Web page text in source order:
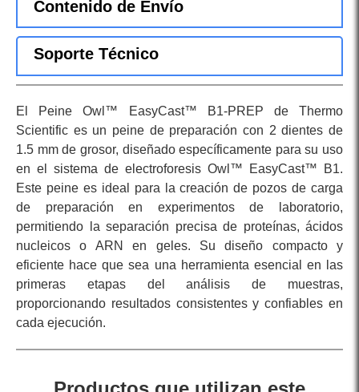
Contenido de Envío
Soporte Técnico
El Peine Owl™ EasyCast™ B1-PREP de Thermo
Scientific es un peine de preparación con 2 dientes de
1.5 mm de grosor, diseñado específicamente para su uso
en el sistema de electroforesis Owl™ EasyCast™ B1.
Este peine es ideal para la creación de pozos de carga
de preparación en experimentos de laboratorio,
permitiendo la separación precisa de proteínas, ácidos
nucleicos o ARN en geles. Su diseño compacto y
eficiente hace que sea una herramienta esencial en las
primeras etapas del análisis de muestras,
proporcionando resultados consistentes y confiables en
cada ejecución.